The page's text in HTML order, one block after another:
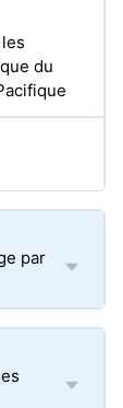
du
par